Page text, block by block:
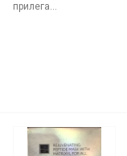
прилега...